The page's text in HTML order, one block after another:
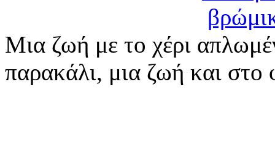
Μια ζωή με το χέρι
παρακάλι, μια ζωή και